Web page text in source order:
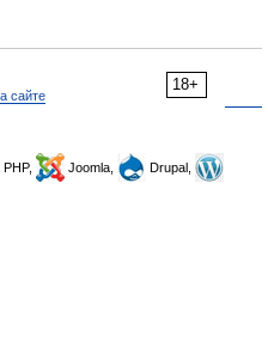
18+
сайте
Joomla,
Drupal,